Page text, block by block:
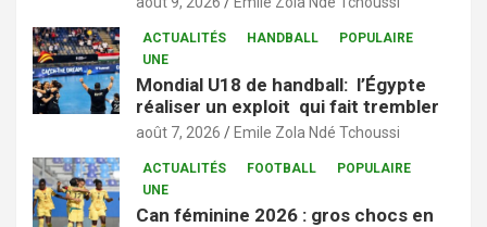
ACTUALITÉS HANDBALL
POPULAIRE
UNE
Mondial U18 de handball: l’Égypte
réaliser un exploit qui fait trembler
août 7, 2026 Emile Zola Ndé Tchoussi
ACTUALITÉS FOOTBALL
POPULAIRE
UNE
Can féminine 2026 : gros chocs en